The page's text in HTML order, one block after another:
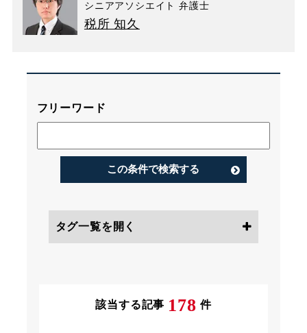
シニアアソシエイト 弁護士
税所 知久
フリーワード
この条件で検索する
タグ一覧を開く
該当する記事 178 件